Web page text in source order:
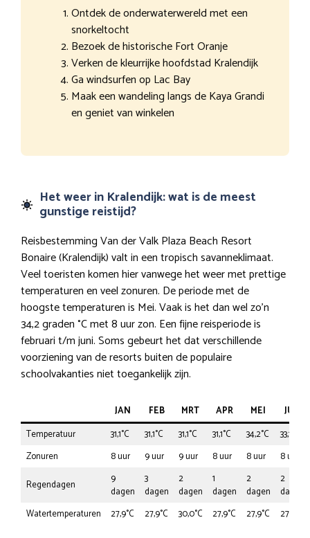
Ontdek de onderwaterwereld met een
snorkeltocht
Bezoek de historische Fort Oranje
Verken de kleurrijke hoofdstad Kralendijk
Ga windsurfen op Lac Bay
Maak een wandeling langs de Kaya Grandi
en geniet van winkelen
Het weer in Kralendijk: wat is de meest
gunstige reistijd?
Reisbestemming Van der Valk Plaza Beach Resort
Bonaire (Kralendijk) valt in een tropisch savanneklimaat.
Veel toeristen komen hier vanwege het weer met prettige
temperaturen en veel zonuren. De periode met de
hoogste temperaturen is Mei. Vaak is het dan wel zo’n
34,2 graden °C met 8 uur zon. Een fijne reisperiode is
februari t/m juni. Soms gebeurt het dat verschillende
voorziening van de resorts buiten de populaire
schoolvakanties niet toegankelijk zijn.
JAN FEB MRT APR MEI
JUN
Temperatuur
31,1°C 31,1°C 31,1°C 31,1°C 34,2°C
33,1°C
Zonuren
8 uur 9 uur 9 uur 8 uur 8 uur
8 uur
Regendagen
9
dagen
3
dagen
2
dagen
1
dagen
2
dagen
2
dagen
Watertemperaturen
27,9°C 27,9°C 30,0°C 27,9°C 27,9°C 27,9°C